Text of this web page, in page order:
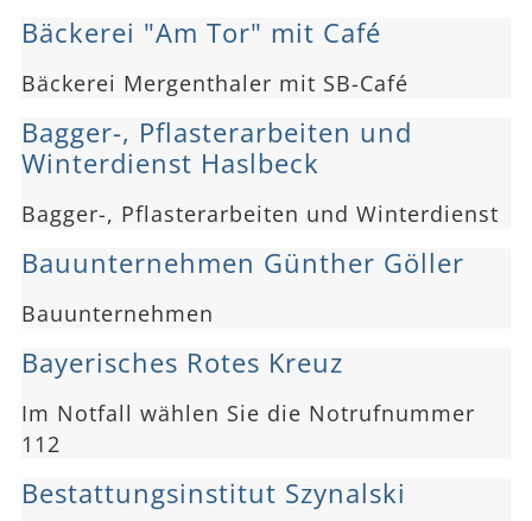
Bäckerei "Am Tor" mit Café
Bäckerei Mergenthaler mit SB-Café
Bagger-, Pflasterarbeiten und
Winterdienst Haslbeck
Bagger-, Pflasterarbeiten und Winterdienst
Bauunternehmen Günther Göller
Bauunternehmen
Bayerisches Rotes Kreuz
Im Notfall wählen Sie die Notrufnummer
112
Bestattungsinstitut Szynalski